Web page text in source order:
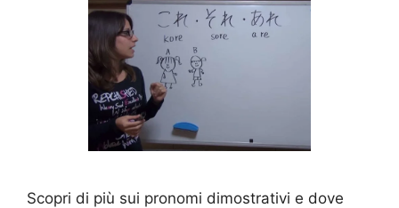
Scopri di più sui pronomi dimostrativi e dove